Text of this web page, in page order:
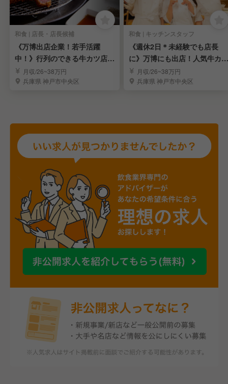
和食 | 店長・店長候補
《万博出店企業！若手活躍
中！》行列のできる牛カツ店の
店長候補募集
月収/26~38万円
兵庫県 神戸市中央区
和食 | キッチンスタッフ
《週休2日＊未経験でも店長
に》万博にも出店！人気牛カツ
専門店のスタッフ募集
月収/26~38万円
兵庫県 神戸市中央区